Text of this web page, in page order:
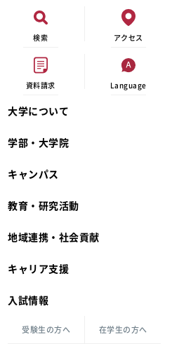
検索 アクセス
資料請求 Language
大学について
宮城学院 校歌
礼拝堂
カリキュラム・ポリシー
倫理憲章
学部・大学院
生活文化デザイン学科
キャンパス
奨学金
大学祭
キャンパスメンバーズ
教職センター
教育・研究活動動物実験に関する情報公開
キリスト教文化研究所
生活環境科学研究所
地域連携・社会貢献
カリキュラム・入室方法
キャリア支援
入試情報
受験生の方へ 在学生の方へ